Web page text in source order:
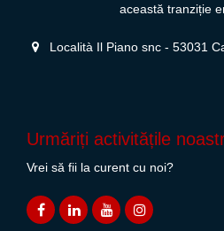
această tranziție
Località Il Piano snc - 53031
Urmăriți activitățile
Vrei să fii la curent cu noi?